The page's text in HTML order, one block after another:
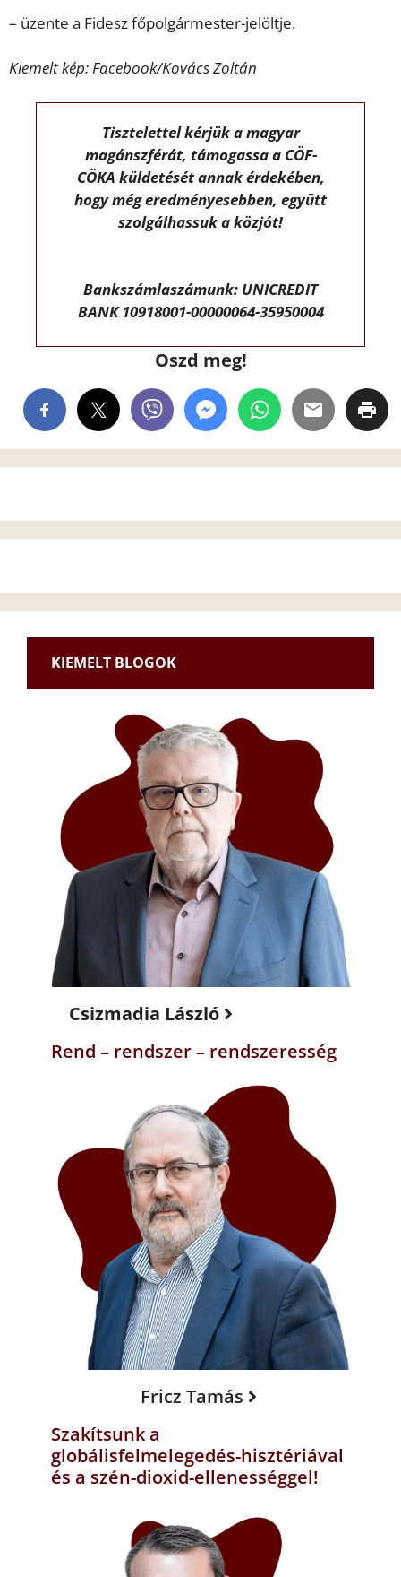
– üzente a Fidesz főpolgármester-jelöltje.
Kiemelt kép: Facebook/Kovács Zoltán
Tisztelettel kérjük a magyar
magánszférát, támogassa a CÖF-
CÖKA küldetését annak érdekében,
hogy még eredményesebben, együtt
szolgálhassuk a közjót!
Bankszámlaszámunk: UNICREDIT
BANK 10918001-00000064-35950004
Oszd meg!
KIEMELT BLOGOK
Csizmadia László
Rend – rendszer – rendszeresség
Fricz Tamás
Szakítsunk a
globálisfelmelegedés-hisztériával
és a szén-dioxid-ellenességgel!